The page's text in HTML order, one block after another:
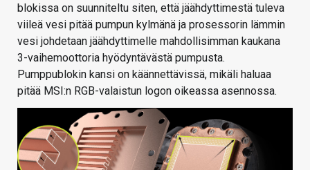
blokissa on suunniteltu siten, että jäähdyttimestä tuleva
viileä vesi pitää pumpun kylmänä ja prosessorin lämmin
vesi johdetaan jäähdyttimelle mahdollisimman kaukana
3-vaihemoottoria hyödyntävästä pumpusta.
Pumppublokin kansi on käännettävissä, mikäli haluaa
pitää MSI:n RGB-valaistun logon oikeassa asennossa.